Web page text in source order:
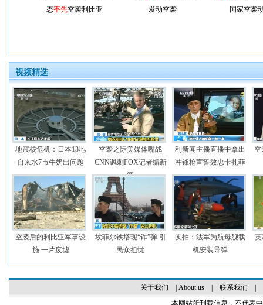
态率先空袭利比亚
发动空袭
国家空袭
视频精选
地震核危机：日本13地
自来水7市牛奶出问题
空袭之际美媒体嘴战
CNN讽刺FOX记者编新
闻
利新闻主播直播中拿出
冲锋枪宣誓效忠卡扎菲
空
空袭后的利比亚军事设
施 一片废墟
埃菲尔铁塔现“诈”弹 引
民众担忧
实拍：法军为航母舰载
机安装导弹
关于我们 About us| 联系我们
本网站所刊载信息，不代表